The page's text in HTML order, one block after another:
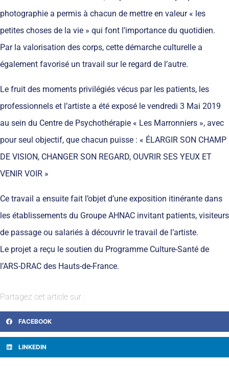
photographie a permis à chacun de mettre en valeur « les
petites choses de la vie » qui font l’importance du quotidien.
Par la valorisation des corps, cette démarche culturelle a
également favorisé un travail sur le regard de l’autre.
Le fruit des moments privilégiés vécus par les patients, les
professionnels et l’artiste a été exposé le vendredi 3 Mai 2019
au sein du Centre de Psychothérapie « Les Marronniers », avec
pour seul objectif, que chacun puisse : « ÉLARGIR SON CHAMP
DE VISION, CHANGER SON REGARD, OUVRIR SES YEUX ET
VENIR VOIR »
Ce travail a ensuite fait l’objet d’une exposition itinérante dans
les établissements du Groupe AHNAC invitant patients, visiteurs
de passage ou salariés à découvrir le travail de l’artiste.
Le projet a reçu le soutien du Programme Culture-Santé de
l’ARS-DRAC des Hauts-de-France.
Partagez cet article sur :
FACEBOOK
LINKEDIN